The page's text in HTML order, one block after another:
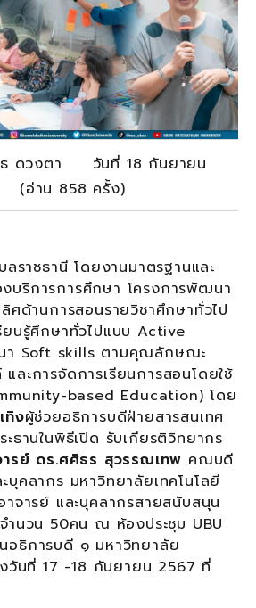
ธ ดวงตา วันที่ 18 กันยายน
(อ่าน 858 ครั้ง)
าชธานี โดยงานมาตรฐานและ
ริการการศึกษา โครงการพัฒนา
ลิศด้านการสอนรายวิชาศึกษาทั่วไป
ยนรู้ศึกษาทั่วไปแบบ Active
Soft skills ตามคุณลักษณะ
ะการจัดการเรียนการสอนโดยใช้
based Education) โดย
ทิงผู้ช่วยอธิการบดีฝ่ายสารสนเทศ
ะธานในพิธีเปิด รับเกียรติวิทยากร
รย์ ดร.ศศิธร สุวรรณเทพ คณบดี
คลากร มหาวิทยาลัยเทคโนโลยี
าจารย์ และบุคลากรสายสนับสนุน
ำนวน 50คน ณ ห้องประชุม UBU
อธิการบดี ๑ มหาวิทยาลัย
งวันที่ 17 -18 กันยายน 2567 ที่